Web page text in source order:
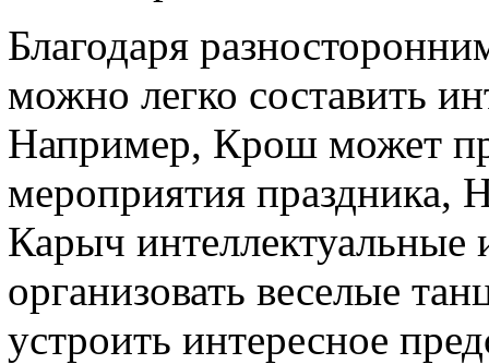
Благодаря
можно легко составить
Например, Крош может
мероприятия праздника,
Карыч
организовать веселые
устроить интересное